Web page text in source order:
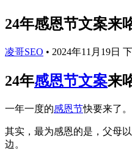
24年感恩节文案来
凌哥SEO • 2024年11月19日
24年感恩节文案来
一年一度的感恩节快要来了
其实，最为感恩的是，父母
边。